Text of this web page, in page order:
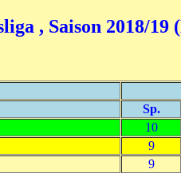
, Saison 2018/19
Sp.
10
9
9